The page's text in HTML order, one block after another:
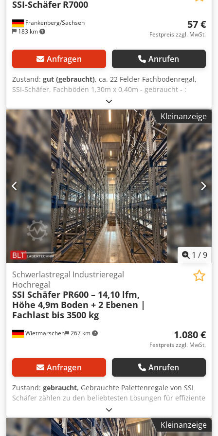
Frankenberg/Sachsen
183 km
SSI-Schäfer R7000
57 €
Festpreis zzgl. MwSt.
Anfragen Anrufen
Zustand: gut (gebraucht), ca. 22 Felder Fachbodenregal,
SSI-Schäfer, Fachböden 1,30m x 0,40m - gebraucht - :
Dsdpfx Aiozqzl Ts Ijck Preis ab Standort: 1.250.-€ (netto),
demontiert, verpackt und verladen. Hersteller: SSI-Schäfer
Typ: müsste R7000 sein Baujahr: unbekannt Stecksystem
Fachbodenmaß: ca. 1,30m x 0,40m Rahmenhöhe: ca. 2,28m
30 St. Rahmen 72 St. Fachböden Typ Boden: ZB 9415-
150kg mit Aussteifungstraversen Zustand: gut bis sehr gut
Verfügbar: ab sofort Standort: Leipzig
Kleinanzeige
1 /9
Wietmarschen 267 km
Schwerlastregal Industrieregal
Hochregal
SSI Schäfer PR600 – 14,10 lfm,
Höhe 4,9m Boden + 2 Ebenen |
Fachlast bis 3500 kg
1.080 €
Festpreis zzgl. MwSt.
Anfragen Anrufen
Zustand: gebraucht, Gebrauchte Palettenregale von SSI
Schäfer zählen zu den beliebtesten Lösungen für effiziente
und sichere Lagerhaltung. Dieses Schwerlastregal-System
ist ideal für Lagerhallen, Industrie- und Logistikbetriebe,
die stabile und langlebige Regale für die Lagerung von
Kleinanzeige